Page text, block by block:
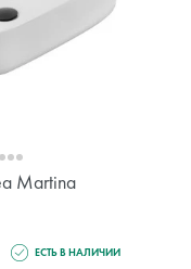
Martina
ЕСТЬ В НАЛИЧИИ